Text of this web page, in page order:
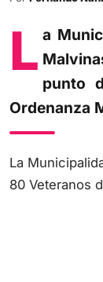
L
punto
Ordenanza
80 Veteranos